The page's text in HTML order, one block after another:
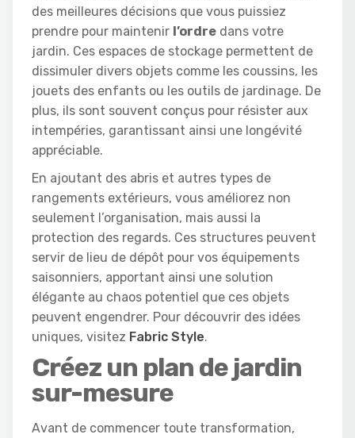
des meilleures décisions que vous puissiez
prendre pour maintenir l’ordre dans votre
jardin. Ces espaces de stockage permettent de
dissimuler divers objets comme les coussins, les
jouets des enfants ou les outils de jardinage. De
plus, ils sont souvent conçus pour résister aux
intempéries, garantissant ainsi une longévité
appréciable.
En ajoutant des abris et autres types de
rangements extérieurs, vous améliorez non
seulement l’organisation, mais aussi la
protection des regards. Ces structures peuvent
servir de lieu de dépôt pour vos équipements
saisonniers, apportant ainsi une solution
élégante au chaos potentiel que ces objets
peuvent engendrer. Pour découvrir des idées
uniques, visitez Fabric Style.
Créez un plan de jardin
sur-mesure
Avant de commencer toute transformation,